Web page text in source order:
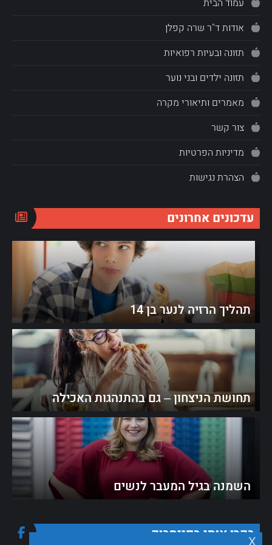
אודות ד"ר שרה קפלן
תזונה ובעיות רפואיות
תזונה ילדים ובני נוער
מאמרים ותיאורי מקרה
צור קשר
מדיניות הפרטיות
הצהרת נגישות
עדכונים אחרונים
תהליך הרזיה לנער בן 14
תחושת הניצחון – גם בהתנהגות האכילה
השמנה בגיל המעבר לנשים
בקרו אותי בפייסבוק